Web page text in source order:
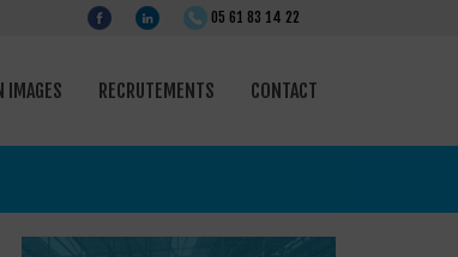
IMAGES RECRUTEMENTS CONTACT